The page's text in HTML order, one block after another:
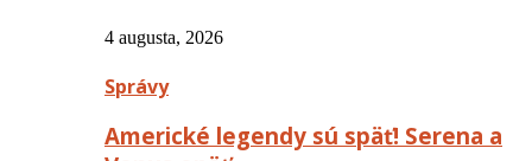
4 augusta, 2026
Správy
Americké legendy sú späť! Serena a